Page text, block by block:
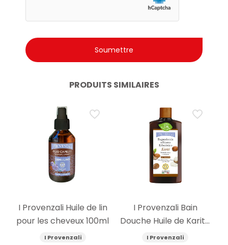
PRODUITS SIMILAIRES
I Provenzali Huile de lin
pour les cheveux 100ml
I Provenzali
I Provenzali Bain
Douche Huile de Karité
400ml
I Provenzali